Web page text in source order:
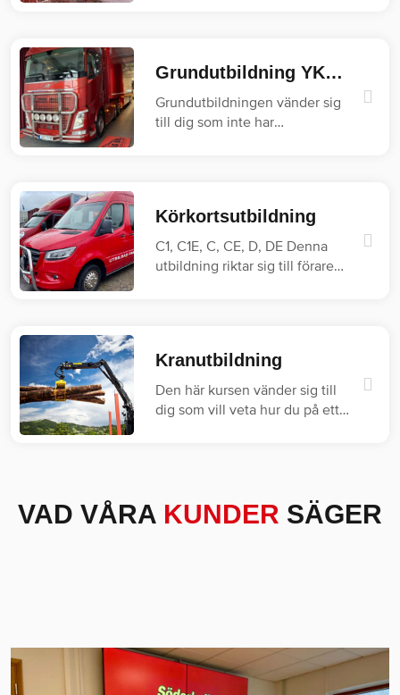
Grundutbildning YKB Lastbil
Grundutbildningen vänder sig
till dig som inte har
Körkortsutbildning
C1, C1E, C, CE, D, DE Denna
utbildning riktar sig till förare
Kranutbildning
Den här kursen vänder sig till
dig som vill veta hur du på ett
VAD VÅRA KUNDER SÄGER